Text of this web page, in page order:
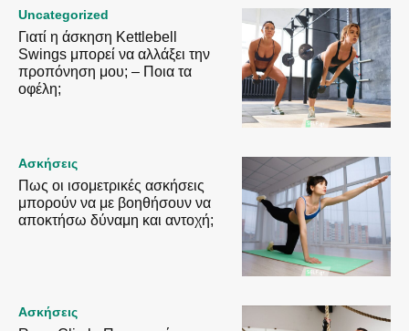
Uncategorized
Γιατί η άσκηση Kettlebell
Swings μπορεί να αλλάξει την
προπόνηση μου; – Ποια τα
οφέλη;
Ασκήσεις
Πως οι ισομετρικές ασκήσεις
μπορούν να με βοηθήσουν να
αποκτήσω δύναμη και αντοχή;
Ασκήσεις